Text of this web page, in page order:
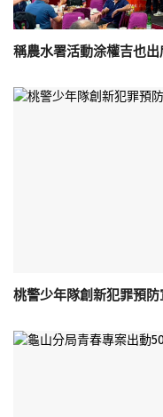
稱農水署活動涂權吉也
桃警少年隊創新犯罪預